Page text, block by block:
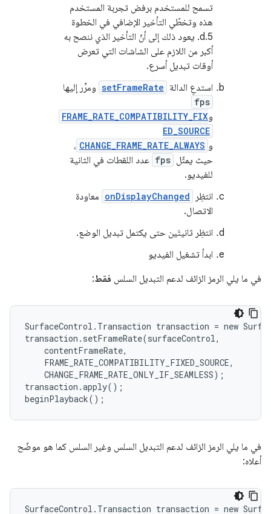
تسمح للمستخدم برفض تجربة المستخدم
هذه وتخطّي التأخير الإضافي في الخطوة
5.d. يعود ذلك إلى أنّ التأخير الذي ننصح به
أكبر من اللازم على الشاشات التي تعرض
أوقات تبديل أسرع.
استدعِ الدالة setFrameRate ومرِّر إليها
fps
وFRAME_RATE_COMPATIBILITY_FIX
ED_SOURCE
و CHANGE_FRAME_RATE_ALWAYS ،
حيث يمثّل fps عدد اللقطات في الثانية
للفيديو.
انتظِر
onDisplayChanged معاودة
الاتصال.
انتظِر ثانيتَين حتى يكتمل تبديل الوضع.
ابدأ تشغيل الفيديو
في ما يلي الرمز الزائف لدعم التبديل السلس فقط:
SurfaceControl.Transaction transaction = new
transaction.setFrameRate(surfaceControl,
    contentFrameRate,
    FRAME_RATE_COMPATIBILITY_FIXED_SOURCE,
    CHANGE_FRAME_RATE_ONLY_IF_SEAMLESS);
transaction.apply();
في ما يلي الرمز الزائف لدعم التبديل السلس وغير السلس كما هو موضّح
أعلاه:
SurfaceControl . Transaction transaction = new